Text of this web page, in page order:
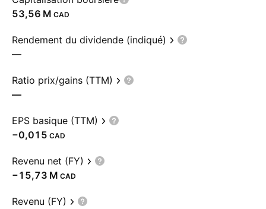
‪53,56 M‬ CAD
Rendement du dividende (indiqué)
—
Ratio prix/gains (TTM)
—
EPS basique (TTM)
−0,015 CAD
Revenu net (FY)
‪−15,73 M‬ CAD
Revenu (FY)